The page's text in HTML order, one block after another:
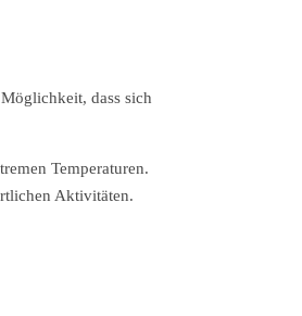
dass sich
Temperaturen.
Aktivitäten.